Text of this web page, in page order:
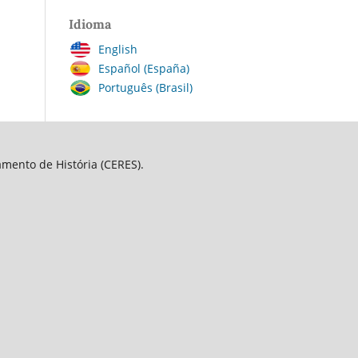
Idioma
English
Español (España)
Português (Brasil)
de História (CERES).